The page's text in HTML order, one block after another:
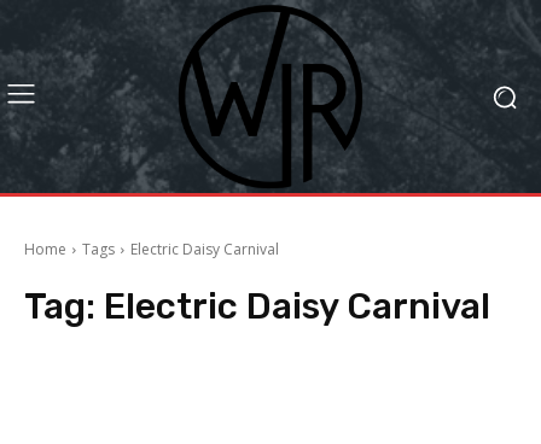
Home Tags Electric Daisy Carnival
Tag: Electric Daisy Carnival